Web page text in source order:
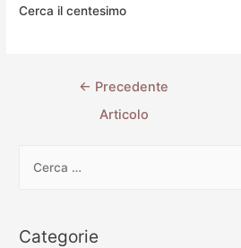
Cerca il centesimo
← Precedente
Articolo
Categorie